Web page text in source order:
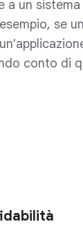
a un
se
conto di